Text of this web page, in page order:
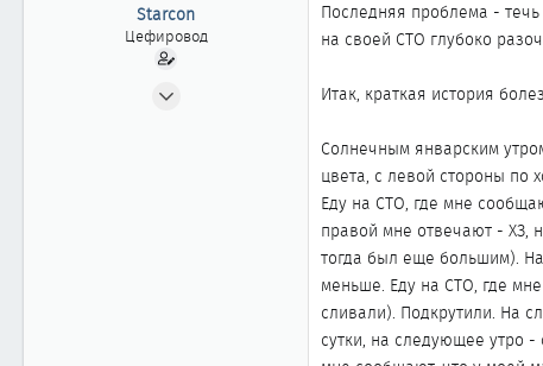
Starcon
Цефировод
Последняя проблема -
на своей СТО глубоко
Итак, краткая история
Солнечным январским
цвета, с левой стороны по
Еду на СТО, где мне
правой мне отвечают - ХЗ,
тогда был еще большим).
меньше. Еду на СТО, где
сливали). Подкрутили. На
сутки, на следующее утро